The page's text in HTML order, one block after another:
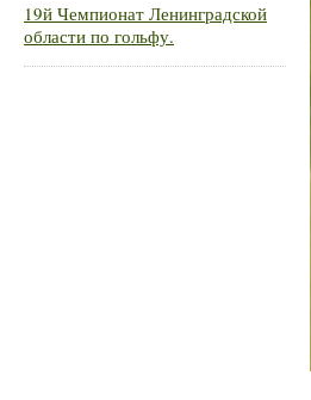
19й Чемпионат Ленинградской
области по гольфу.